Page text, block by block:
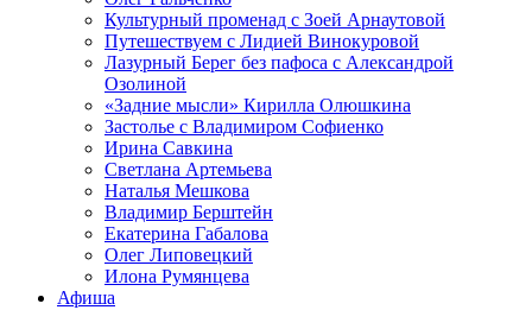
Культурный променад с Зоей Арнаутовой
Путешествуем с Лидией Винокуровой
Лазурный Берег без пафоса с Александрой
Озолиной
«Задние мысли» Кирилла Олюшкина
Застолье с Владимиром Софиенко
Ирина Савкина
Светлана Артемьева
Наталья Мешкова
Владимир Берштейн
Екатерина Габалова
Олег Липовецкий
Илона Румянцева
Афиша